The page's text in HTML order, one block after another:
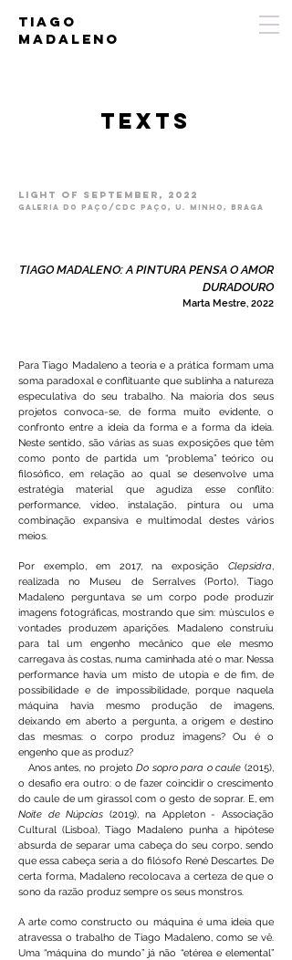
Tiago
Madaleno
tEXTS
Light of September , 2022
Galeria do Paço/CdC Paço, u. Minho, Braga
TIAGO MADALENO: A PINTURA PENSA O AMOR
DURADOURO
Marta Mestre, 2022
Para Tiago Madaleno a teoria e a prática formam uma
soma paradoxal e conflituante que sublinha a natureza
especulativa do seu trabalho. Na maioria dos seus
projetos convoca-se, de forma muito evidente, o
confronto entre a ideia da forma e a forma da ideia.
Neste sentido, são várias as suas exposições que têm
como ponto de partida um “problema” teórico ou
filosófico, em relação ao qual se desenvolve uma
estratégia material que agudiza esse conflito:
performance,vídeo, instalação, pintura ou uma
combinação expansiva e multimodal destes vários
meios.
Por exemplo, em 2017, na exposição Clepsidra,
realizada no Museu de Serralves (Porto), Tiago
Madaleno perguntava se um corpo pode produzir
imagens fotográficas, mostrando que sim: músculos e
vontades produzem aparições. Madaleno construiu
para tal um engenho mecânico que ele mesmo
carregava às costas, numa caminhada até o mar. Nessa
performance havia um misto de utopia e de fim, de
possibilidade e de impossibilidade, porque naquela
máquina havia mesmo produção de imagens,
deixando em aberto a pergunta, a origem e destino
das mesmas: o corpo produz imagens? Ou é o
engenho que as produz?
Anos antes, no projetoDo sopro para o caule (2015),
o desafio era outro: o de fazer coincidir o crescimento
do caule de um girassol com o gesto de soprar. E, em
Noite de Núpcias(2019), na Appleton - Associação
Cultural (Lisboa), Tiago Madaleno punha a hipótese
absurda de separar uma cabeça do seu corpo, sendo
que essa cabeça seria a do filósofo René Descartes. De
certa forma, Madaleno recolocava a certeza de que o
sono da razão produz sempre os seus monstros.
A arte como constructo ou máquina é uma ideia que
atravessa o trabalho de Tiago Madaleno, como se vê.
Uma “máquina do mundo” já não “etérea e elemental”